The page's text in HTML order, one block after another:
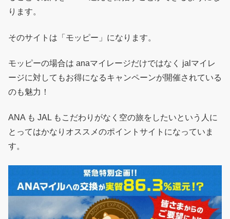
ります。
そのサイトは「モッピー」になります。
モッピーの場合は anaマイレージだけではなく jalマイレ
ージに対してもお得になるキャンペーンが開催されている
のも魅力！
ANA も JAL もこだわりがなく空の旅をしたいという人に
とってはかなりオススメのポイントサイトになっていま
す。